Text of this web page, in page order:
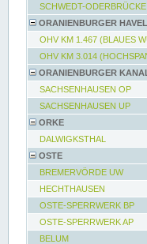
SCHWEDT-ODERBRÜCKE
ORANIENBURGER HAVEL
OHV KM 1.467 (BLAUES
OHV KM 3.014
ORANIENBURGER
SACHSENHAUSEN OP
SACHSENHAUSEN UP
ORKE
DALWIGKSTHAL
OSTE
BREMERVÖRDE UW
HECHTHAUSEN
OSTE-SPERRWERK BP
OSTE-SPERRWERK AP
BELUM